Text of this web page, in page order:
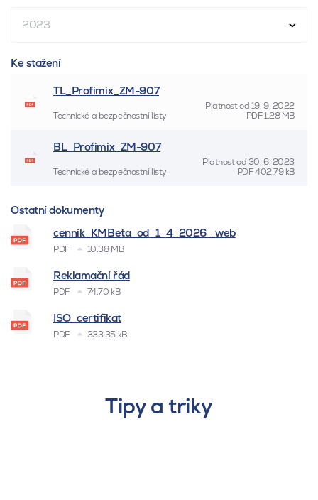
2023
Ke stažení
TL_Profimix_ZM-907
Platnost od19. 9. 2022
Technické a bezpečnostní listy
PDF1.28 MB
BL_Profimix_ZM-907
Platnost od 30. 6. 2023
Technické a bezpečnostní listy
PDF402.79 kB
Ostatní dokumenty
cenník_KMBeta_od_1_4_2026 _web
PDF 10.38 MB
Reklamační řád
PDF 74.70 kB
ISO_certifikat
PDF 333.35 kB
Tipy a triky